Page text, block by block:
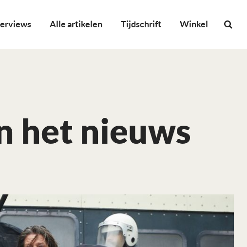
Alle artikelen Tijdschrift Winkel
het nieuws